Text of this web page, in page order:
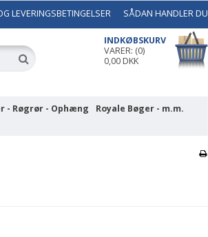
LEVERINGSBETINGELSER SÅDAN HANDLER DU
INDKØBSKURV
VARER: (0)
0,00 DKK
- Røgrør - Ophæng
Royale Bøger - m.m.